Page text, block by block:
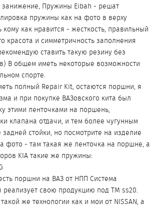
занижение, Пружины Eibah - решат
пружины как на фото в верху
кому как нравится - жесткость, правильный
красота и симметричность заполнения
ставить такую резину без
В общем иметь некоторые возможности
спорте.
полный Repair Kit, остаются поршни, я
и при покупке ВАЗовского кита был
этими ленточками на поршень,
клапана отдачи, и тем более чугунным
стойки, но посмотрите на изделие
фото - там такая же ленточка на поршне, а
KIA такие же пружины:
поршни на ВАЗ от НПП Система
реализует свою продукцию под ТМ ss20.
же технологии как и мои от NISSAN, а